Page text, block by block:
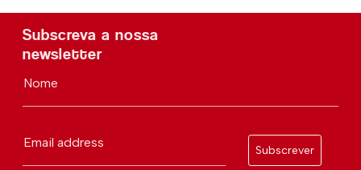
Subscreva a nossa
newsletter
Nome
Email address
Subscrever